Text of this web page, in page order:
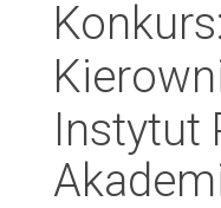
Konkurs:
Instytut